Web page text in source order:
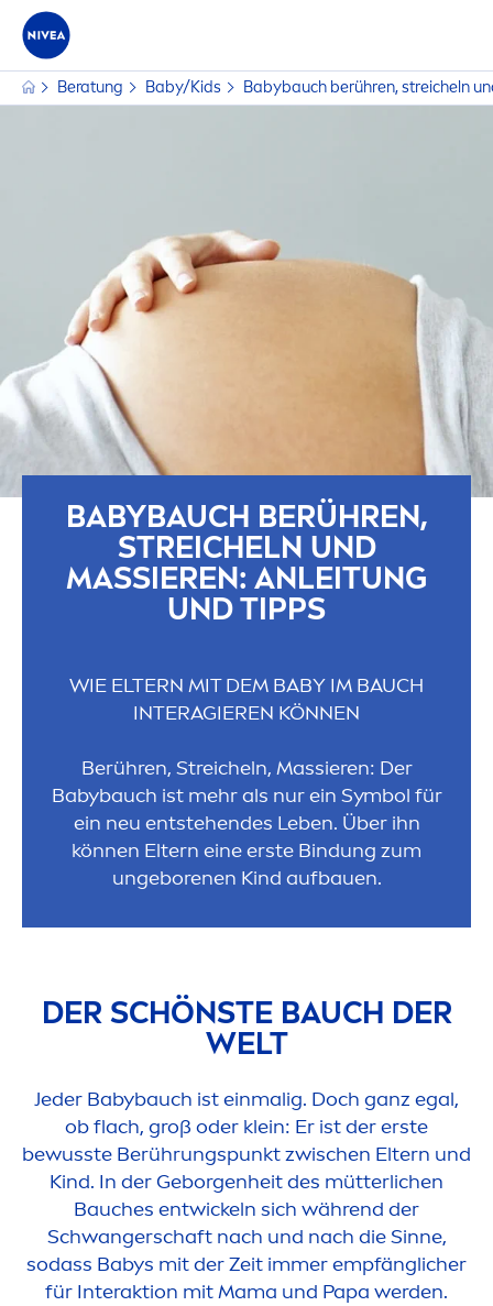
Beratung Baby/Kids Babybauch berühren, streicheln
BABYBAUCH BERÜHREN,
STREICHELN UND
MASSIEREN: ANLEITUNG
UND TIPPS
WIE ELTERN MIT DEM BABY IM BAUCH
INTERAGIEREN KÖNNEN
Berühren, Streicheln, Massieren: Der
Babybauch ist mehr als nur ein Symbol für
ein neu entstehendes Leben. Über ihn
können Eltern eine erste Bindung zum
ungeborenen Kind aufbauen.
DER SCHÖNSTE BAUCH DER
WELT
Jeder Babybauch ist einmalig. Doch ganz egal,
ob flach, groß oder klein: Er ist der erste
bewusste Berührungspunkt zwischen Eltern und
Kind. In der Geborgenheit des mütterlichen
Bauches entwickeln sich während der
Schwangerschaft nach und nach die Sinne,
sodass Babys mit der Zeit immer empfänglicher
für Interaktion mit Mama und Papa werden.